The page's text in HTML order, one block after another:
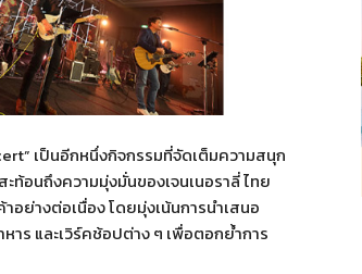
เป็นอีกหนึ่งกิจกรรมที่จัดเต็มความสนุก
ท้อนถึงความมุ่งมั่นของเจนเนอราลี่ ไทย
ย่างต่อเนื่อง โดยมุ่งเน้นการนำเสนอ
าร และเวิร์คช้อปต่าง ๆ เพื่อตอกย้ำการ